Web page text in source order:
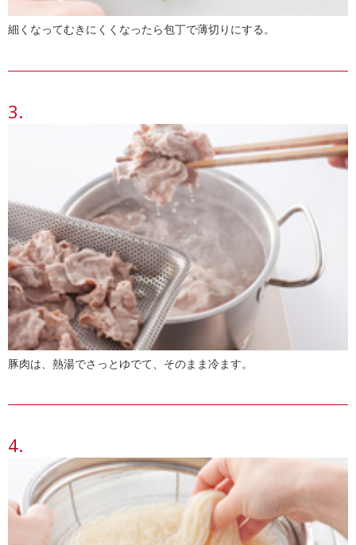
細くなってむきにくくなったら包丁で薄切りにする。
豚肉は、熱湯でさっとゆでて、そのまま冷ます。